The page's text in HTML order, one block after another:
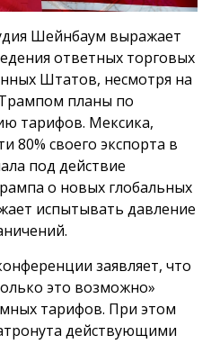
Шейнбаум выражает
ответных торговых
Штатов, несмотря на
планы по
тарифов. Мексика,
80% своего экспорта в
под действие
о новых глобальных
испытывать давление
заявляет, что
это возможно»
тарифов. При этом
действующими